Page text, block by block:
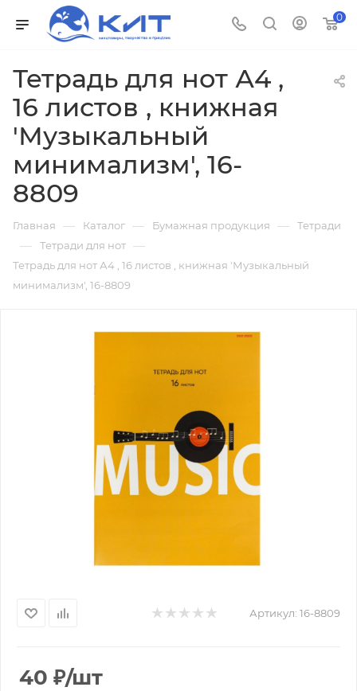
0
Тетрадь для нот А4 ,
16 листов , книжная
'Музыкальный
минимализм', 16-
8809
Главная — Каталог — Бумажная продукция — Тетради
— Тетради для нот —
Тетрадь для нот А4 , 16 листов , книжная 'Музыкальный
минимализм', 16-8809
Артикул: 16-8809
40 ₽/шт